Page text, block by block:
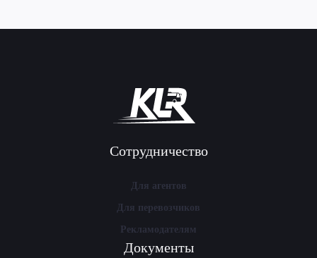
Сотрудничество
Для агентов
Для перевозчиков
Рекламодателям
Документы